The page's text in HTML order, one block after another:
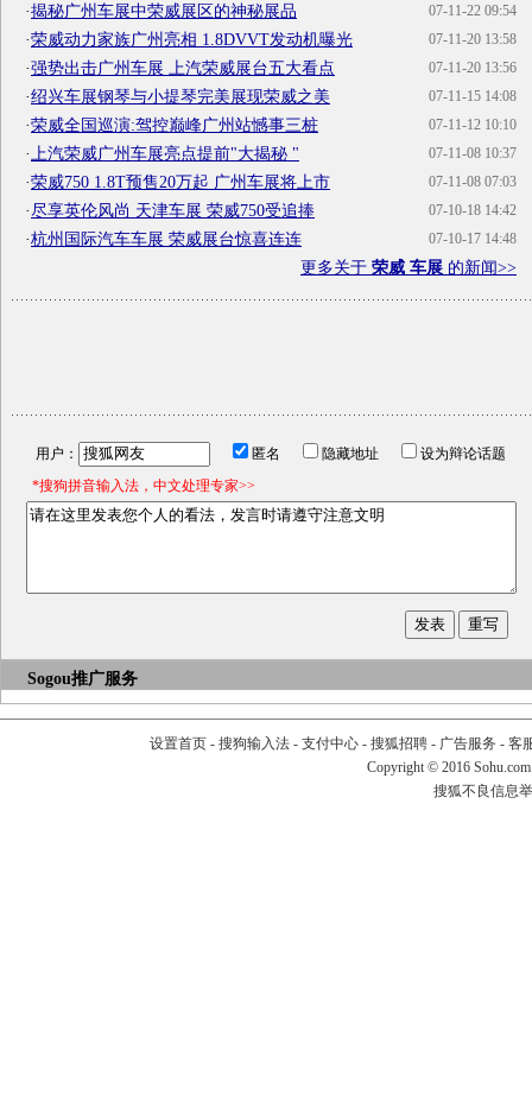
07-11-22 09:54
·揭秘广州车展中荣威展区的神秘展品
07-11-20 13:58
·荣威动力家族广州亮相 1.8DVVT发动机曝光
07-11-20 13:56
·强势出击广州车展 上汽荣威展台五大看点
07-11-15 14:08
·绍兴车展钢琴与小提琴完美展现荣威之美
07-11-12 10:10
·荣威全国巡演:驾控巅峰广州站憾事三桩
07-11-08 10:37
· 上汽荣威广州车展亮点提前"大揭秘 "
07-11-08 07:03
·荣威750 1.8T预售20万起 广州车展将上市
07-10-18 14:42
·尽享英伦风尚 天津车展 荣威750受追捧
07-10-17 14:48
·杭州国际汽车车展 荣威展台惊喜连连
更多关于 荣威 车展 的新闻>>
用户： 匿名 隐藏地址
设为辩论话题
*搜狗拼音输入法，中文处理专家>>
Sogou推广服务
设置首页- 搜狗输入法- 支付中心- 搜狐招聘- 广告服务 - 客
Copyright © 2016
搜狐不良信息